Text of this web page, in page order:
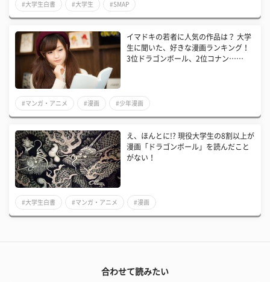
#大学生白書 #大学生 #SMAP
イマドキの若者に人気の作品は？ 大学
生に聞いた、好きな漫画ランキング！
3位ドラゴンボール、2位コナン……
#マンガ・アニメ #漫画 #少年漫画
え、ほんとに!? 現役大学生の8割以上が
漫画「ドラゴンボール」を読んだこと
がない！
#大学生白書 #マンガ・アニメ #漫画
合わせて読みたい